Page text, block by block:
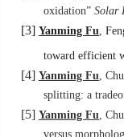
oxidation” Solar
[3] Yanming Fu,
toward efficient
[4] Yanming Fu,
splitting: a
[5] Yanming Fu,
versus